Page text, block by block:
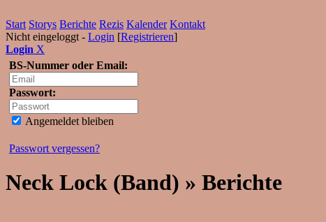
Start Storys Berichte Rezis Kalender Kontakt
Nicht eingeloggt - Login [Registrieren]
Login X
BS-Nummer oder Email:
Passwort:
Angemeldet bleiben
Passwort vergessen?
Neck Lock (Band) » Berichte